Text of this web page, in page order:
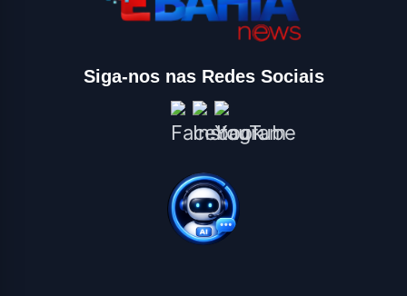
Siga-nos nas Redes Sociais